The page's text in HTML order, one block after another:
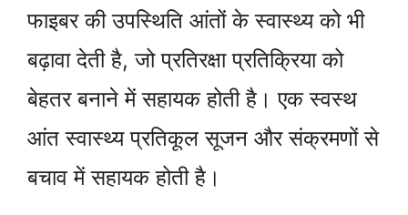
फाइबर की उपस्थिति आंतों के स्वास्थ्य को भी
बढ़ावा देती है, जो प्रतिरक्षा प्रतिक्रिया को
बेहतर बनाने में सहायक होती है। एक स्वस्थ
आंत स्वास्थ्य प्रतिकूल सूजन और संक्रमणों से
बचाव में सहायक होती है।